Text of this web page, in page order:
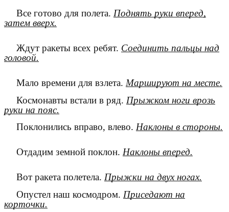
Все готово для полета. Поднять руки вперед,
затем вверх.
Ждут ракеты всех ребят. Соединить пальцы над
головой.
Мало времени для взлета. Маршируют на месте.
Космонавты встали в ряд. Прыжком ноги врозь
руки на пояс.
Поклонились вправо, влево. Наклоны в стороны.
Отдадим земной поклон. Наклоны вперед.
Вот ракета полетела. Прыжки на двух ногах.
Опустел наш космодром. Приседают на
корточки.